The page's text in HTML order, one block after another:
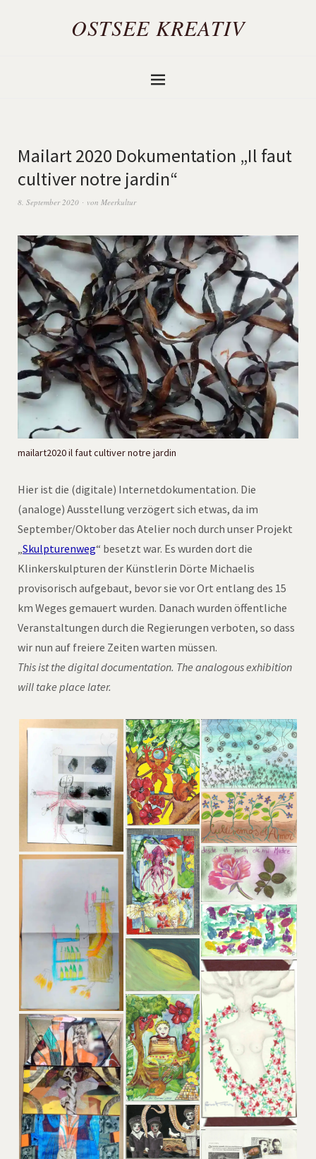
OSTSEE KREATIV
Mailart 2020 Dokumentation „Il faut
cultiver notre jardin“
8. September 2020 von Meerkultur
mailart2020 il faut cultiver notre jardin
Hier ist die (digitale) Internetdokumentation. Die
(analoge) Ausstellung verzögert sich etwas, da im
September/Oktober das Atelier noch durch unser Projekt
Skulpturenweg“ besetzt war. Es wurden dort die
Klinkerskulpturen der Künstlerin Dörte Michaelis
provisorisch aufgebaut, bevor sie vor Ort entlang des 15
km Weges gemauert wurden. Danach wurden öffentliche
Veranstaltungen durch die Regierungen verboten, so dass
wir nun auf freiere Zeiten warten müssen.
This ist the digital documentation. The analogous exhibition
will take place later.